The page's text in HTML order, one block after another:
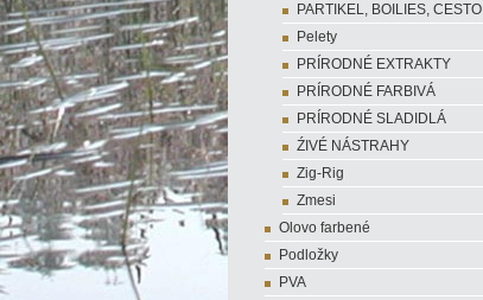
PARTIKEL, BOILIES, CESTO
Pelety
PRÍRODNÉ EXTRAKTY
PRÍRODNÉ FARBIVÁ
PRÍRODNÉ SLADIDLÁ
ŹIVÉ NÁSTRAHY
Zig-Rig
Zmesi
Olovo farbené
Podložky
PVA